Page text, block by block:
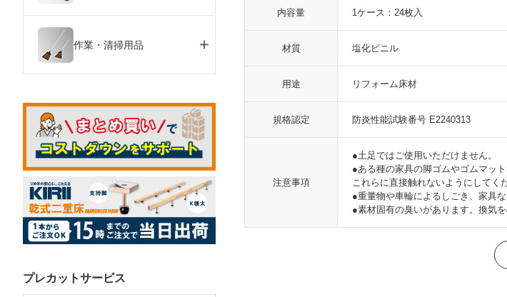
内容量 1ケース：24枚入
材質 塩化ビニル
用途 リフォーム床材
規格認定 防炎性能試験番号 E2240313
注意事項
●土足ではご使用いただけません。
●ある種の家具の脚ゴムやゴムマッ
これらに直接触れないようにしてく
●重量物や車輪によるしごき、家具
●素材固有の臭いがあります。換気を
作業・清掃用品
プレカットサービス